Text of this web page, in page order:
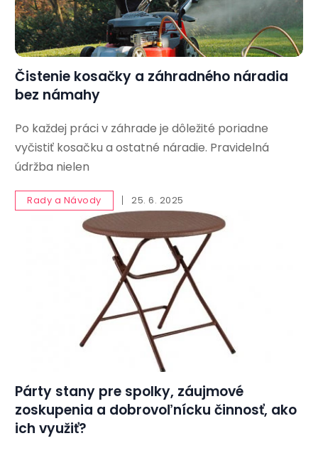
Čistenie kosačky a záhradného náradia
bez námahy
Po každej práci v záhrade je dôležité poriadne
vyčistiť kosačku a ostatné náradie. Pravidelná
údržba nielen
Rady a Návody 25. 6. 2025
Párty stany pre spolky, záujmové
zoskupenia a dobrovoľnícku činnosť, ako
ich využiť?